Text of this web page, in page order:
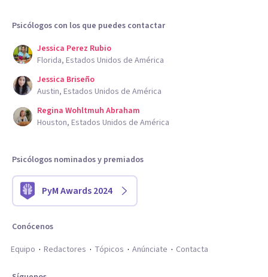
Psicólogos con los que puedes contactar
Jessica Perez Rubio
Florida, Estados Unidos de América
Jessica Briseño
Austin, Estados Unidos de América
Regina Wohltmuh Abraham
Houston, Estados Unidos de América
Psicólogos nominados y premiados
PyM Awards 2024
Conócenos
Equipo
Redactores Tópicos Anúnciate Contacta